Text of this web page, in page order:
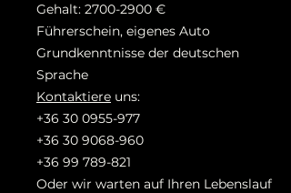
Gehalt: 2700-2900 €
Führerschein, eigenes Auto
Grundkenntnisse der deutschen
Sprache
Kontaktiere uns:
+36 30 0955-977
+36 30 9068-960
+36 99 789-821
Oder wir warten auf Ihren Lebenslauf